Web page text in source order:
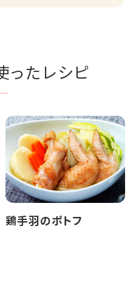
ったレシピ
鶏手羽のポトフ